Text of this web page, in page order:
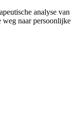
analyse van
weg naar persoonlijke